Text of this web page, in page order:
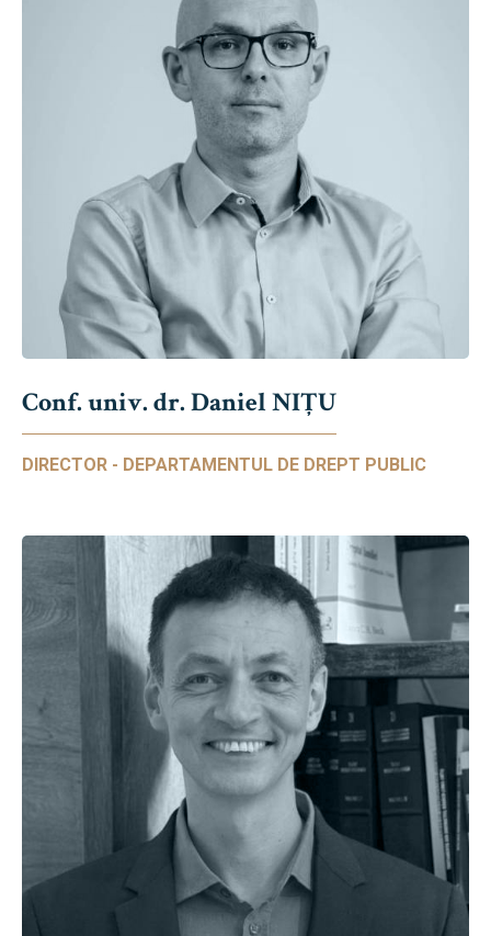
Conf. univ. dr. Daniel NIŢU
DIRECTOR - DEPARTAMENTUL DE DREPT PUBLIC